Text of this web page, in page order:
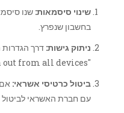
שינוי סיסמאות: שנו
בחשבון שנפרץ.
ניתוק גישות: דרך הגדרות
"Sign out from all devices".
ביטול כרטיסי אשראי:
עם חברת האשראי לביטול